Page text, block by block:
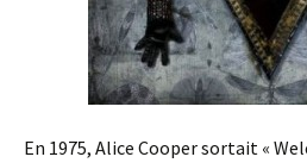
En 1975, Alice Cooper sortait «